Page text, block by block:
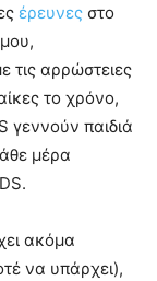
έρευνες στο
τις αρρώστειες
το χρόνο,
γεννούν παιδιά
μέρα
ακόμα
να υπάρχει),